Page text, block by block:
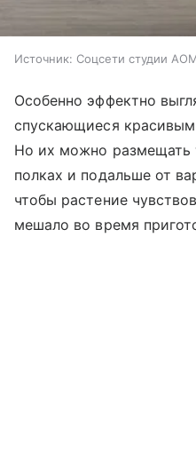
Источник: Соцсети студии
Особенно эффектно
спускающиеся
Но их можно размещать
полках и подальше от
чтобы растение
мешало во время